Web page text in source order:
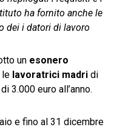
ha fornito anche le
dei i datori di lavoro
un esonero
le lavoratrici madri di
3.000 euro all’anno.
e fino al 31 dicembre